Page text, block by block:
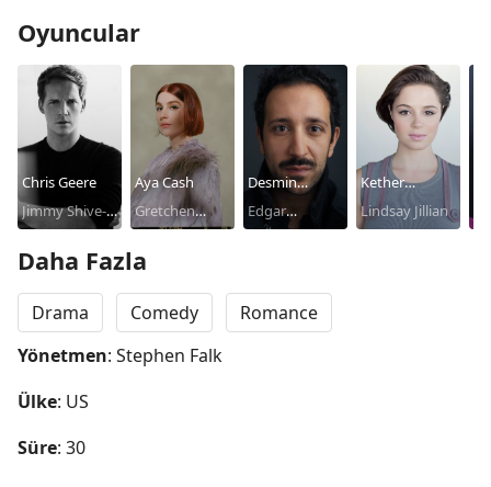
Oyuncular
Chris Geere
Jimmy Shive-
Aya Cash
Gretchen
Desmin
Borges
Edgar
Kether
Donohue
Lindsay Jillian
Daha Fazla
Drama Comedy
Romance
Yönetmen: Stephen Falk
Ülke: US
Süre: 30